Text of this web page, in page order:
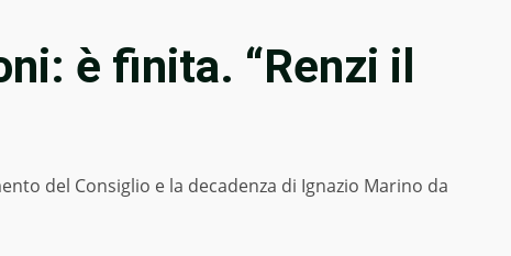
è finita. “Renzi il
del Consiglio e la decadenza di Ignazio Marino da